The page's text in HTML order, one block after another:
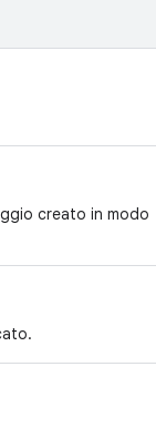
creato in modo